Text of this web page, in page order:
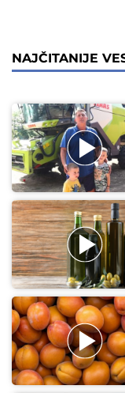
NAJČITANIJE